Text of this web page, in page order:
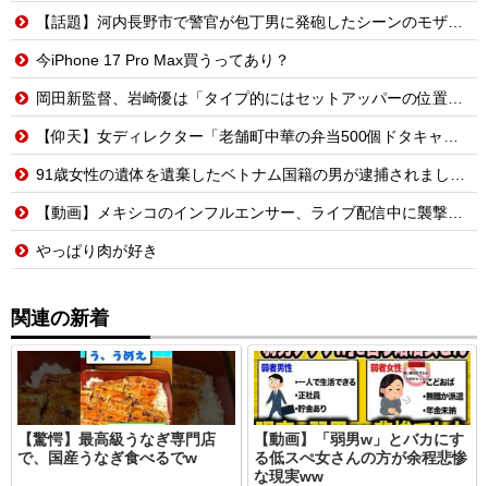
【話題】河内長野市で警官が包丁男に発砲したシーンのモザ無し映像が公開される。
今iPhone 17 Pro Max買うってあり？
岡田新監督、岩崎優は「タイプ的にはセットアッパーの位置が一番合うてる」←おーん
【仰天】女ディレクター「老舗町中華の弁当500個ドタキャンw賠償ルールないから無罪でーすw」→常連の俺が電話一本で「全員招集」した結果、店前に高級車の列がw
91歳女性の遺体を遺棄したベトナム国籍の男が逮捕されました #移民 #外国人
【動画】メキシコのインフルエンサー、ライブ配信中に襲撃されて死亡。
やっぱり肉が好き
関連の新着
【驚愕】最高級うなぎ専門店
で、国産うなぎ食べるでw
【動画】「弱男w」とバカにす
る低スぺ女さんの方が余程悲惨
な現実ww